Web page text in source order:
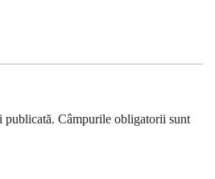
publicată. Câmpurile obligatorii sunt